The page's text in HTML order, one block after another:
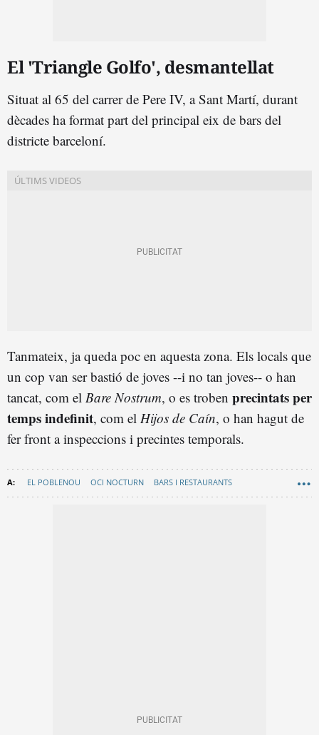
El 'Triangle Golfo', desmantellat
Situat al 65 del carrer de Pere IV, a Sant Martí, durant
dècades ha format part del principal eix de bars del
districte barceloní.
Tanmateix, ja queda poc en aquesta zona. Els locals que
un cop van ser bastió de joves --i no tan joves-- o han
tancat, com el Bare Nostrum, o es troben precintats per
temps indefinit, com el Hijos de Caín, o han hagut de
fer front a inspeccions i precintes temporals.
EL POBLENOU OCI NOCTURN BARS I RESTAURANTS